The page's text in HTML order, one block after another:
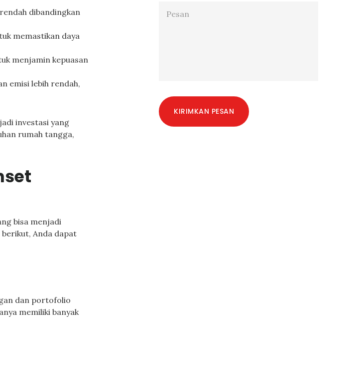
dibandingkan
memastikan daya
menjamin kepuasan
emisi lebih rendah,
investasi yang
rumah tangga,
bisa menjadi
Anda dapat
dan portofolio
memiliki banyak
KIRIMKAN PESAN